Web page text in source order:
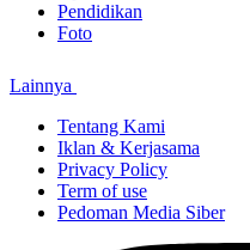
Pendidikan
Foto
Lainnya
Tentang Kami
Iklan & Kerjasama
Privacy Policy
Term of use
Pedoman Media Siber